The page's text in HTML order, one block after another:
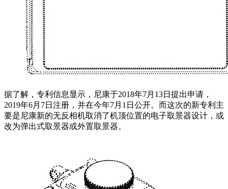
据了解，专利信息显示，尼康于2018年7月13日提出申请，
2019年6月7日注册，并在今年7月1日公开。而这次的新专利主
要是尼康新的无反相机取消了机顶位置的电子取景器设计，或
改为弹出式取景器或外置取景器。